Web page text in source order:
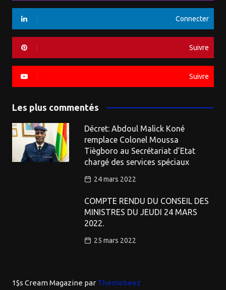
Connecter
Suivre
Suivre
Les plus commentés
Décret: Abdoul Malick Koné
remplace Colonel Moussa
Tiègboro au Secrétariat d’Etat
chargé des services spéciaux
24 mars 2022
COMPTE RENDU DU CONSEIL DES
MINISTRES DU JEUDI 24 MARS
2022.
25 mars 2022
1$s Cream Magazine par Themebeez